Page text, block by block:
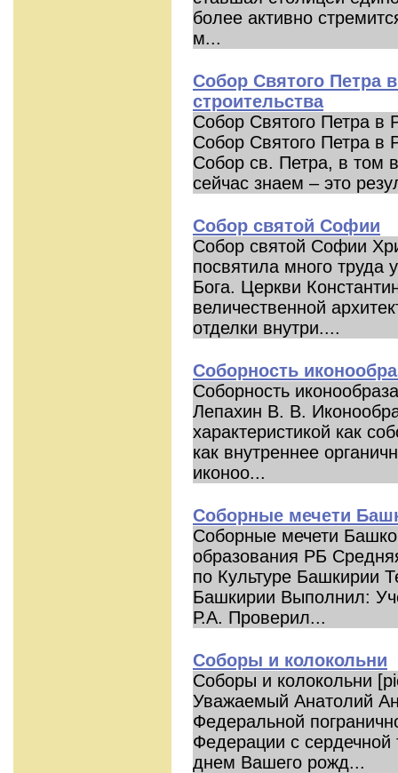
более активно
м...
Собор Святого Петра
строительства
Собор Святого Петра в
Собор Святого Петра в
Собор св. Петра, в том
сейчас знаем – это
Собор святой Софии
Собор святой Софии
посвятила много
Бога. Церкви
величественной
отделки внутри....
Соборность
Соборность
Лепахин В. В.
характеристикой как
как внутреннее
иконоо...
Соборные мечети
Соборные мечети
образования РБ
по Культуре Башкирии
Башкирии Выполнил:
Р.А. Проверил...
Соборы и колокольни
Соборы и колокольни
Уважаемый Анатолий
Федеральной
Федерации с
днем Вашего рожд...